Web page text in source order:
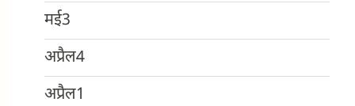
मई3
अप्रैल4
अप्रैल1